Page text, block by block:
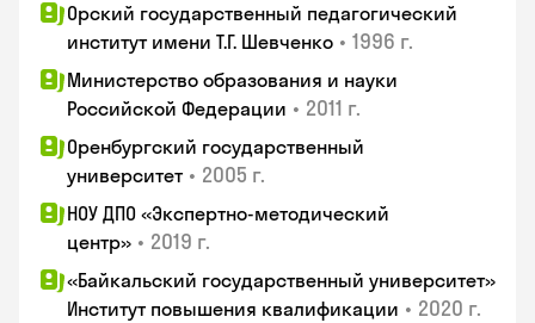
Орский государственный педагогический
институт имени Т.Г. Шевченко • 1996 г.
Министерство образования и науки
Российской Федерации • 2011 г.
Оренбургский государственный
университет • 2005 г.
НОУ ДПО «Экспертно-методический
центр» • 2019 г.
«Байкальский государственный университет»
Институт повышения квалификации • 2020 г.